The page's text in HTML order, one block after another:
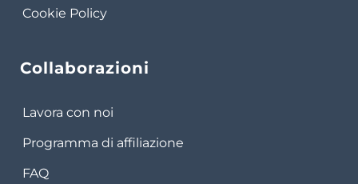
Cookie Policy
Collaborazioni
Lavora con noi
Programma di affiliazione
FAQ